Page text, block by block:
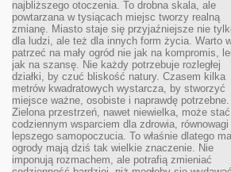
najbliższego otoczenia. To drobna skala, ale
powtarzana w tysiącach miejsc tworzy realną
zmianę. Miasto staje się przyjaźniejsze nie
dla ludzi, ale też dla innych form życia. Warto
patrzeć na mały ogród nie jak na kompromis,
jak na szansę. Nie każdy potrzebuje rozległej
działki, by czuć bliskość natury. Czasem kilka
metrów kwadratowych wystarcza, by stworzyć
miejsce ważne, osobiste i naprawdę potrzebne.
Zielona przestrzeń, nawet niewielka, może
codziennym wsparciem dla zdrowia, równowagi
lepszego samopoczucia. To właśnie dlatego
ogrody mają dziś tak wielkie znaczenie. Nie
imponują rozmachem, ale potrafią zmieniać